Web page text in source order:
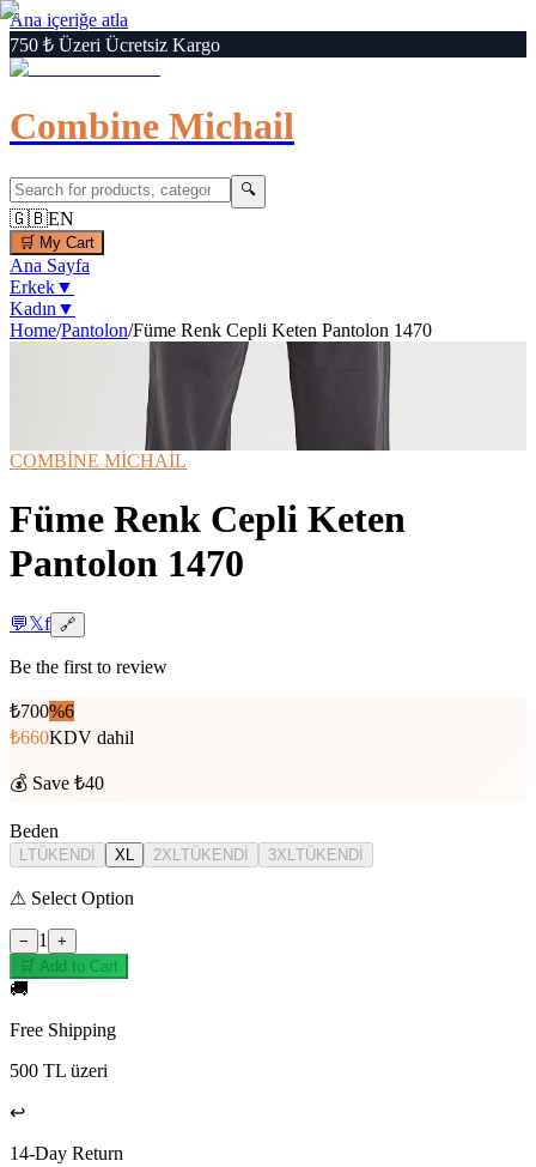
Ana içeriğe atla
750 ₺ Üzeri Ücretsiz Kargo
Combine Michail
🔍
🇬🇧EN
🛒 My Cart
Ana Sayfa
Erkek▼
Kadın ▼
Home/Pantolon/Füme Renk Cepli Keten Pantolon 1470
⚡ Hızlı Teslimat
İndirim
Sepette Uygulanacak
COMBİNE MİCHAİL
Füme Renk Cepli Keten
Pantolon 1470
💬𝕏f 🔗
Be the first to review
₺700%6
₺660KDV dahil
💰 Save ₺40
Beden
TÜKENDİ XL 2XL TÜKENDİ 3XL TÜKENDİ
⚠ Select Option
− 1
+
🛒 Add to Cart
🚚
Free Shipping
500 TL üzeri
↩️
14-Day Return